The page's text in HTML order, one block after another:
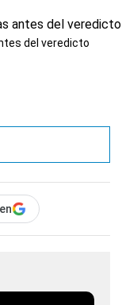
del veredicto